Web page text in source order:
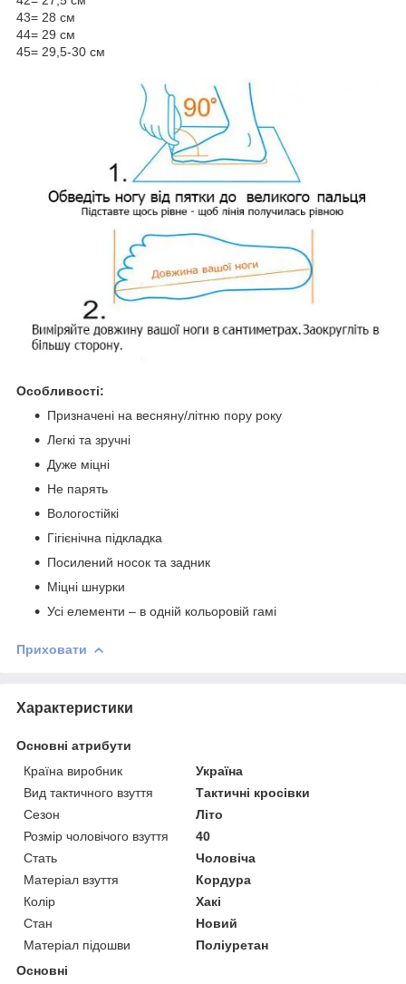
43= 28 см
44= 29 см
45= 29,5-30 см
Особливості:
Призначені на весняну/літню пору року
Легкі та зручні
Дуже міцні
Не парять
Вологостійкі
Гігієнічна підкладка
Посилений носок та задник
Міцні шнурки
Усі елементи – в одній кольоровій гамі
Приховати
Характеристики
Основні атрибути
Країна виробник
Україна
Вид тактичного взуття
Тактичні кросівки
Сезон
Літо
Розмір чоловічого взуття
40
Стать
Чоловіча
Матеріал взуття
Кордура
Колір
Хакі
Стан
Новий
Матеріал підошви
Поліуретан
Основні